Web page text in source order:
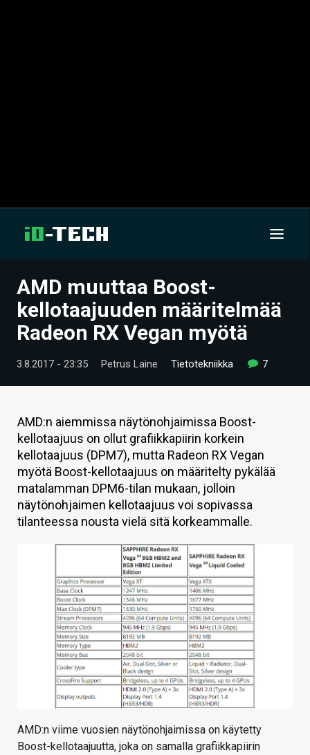
UUTISET
ARTIKKELIT
VIDEOT
TECHBBS
TIETOA
HINTA.FI
KAUPPA
VAIHDA TEEMA
AMD muuttaa Boost-
kellotaajuuden määritelmää
Radeon RX Vegan myötä
3.8.2017 - 23:35 Petrus Laine Tietotekniikka 7
AMD:n aiemmissa näytönohjaimissa Boost-
kellotaajuus on ollut grafiikkapiirin korkein
kellotaajuus (DPM7), mutta Radeon RX Vegan
myötä Boost-kellotaajuus on määritelty pykälää
matalamman DPM6-tilan mukaan, jolloin
näytönohjaimen kellotaajuus voi sopivassa
tilanteessa nousta vielä sitä korkeammalle.
AMD:n viime vuosien näytönohjaimissa on käytetty
Boost-kellotaajuutta, joka on samalla grafiikkapiirin